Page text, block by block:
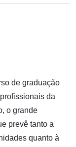
de graduação
da
o grande
prevê tanto a
quanto à